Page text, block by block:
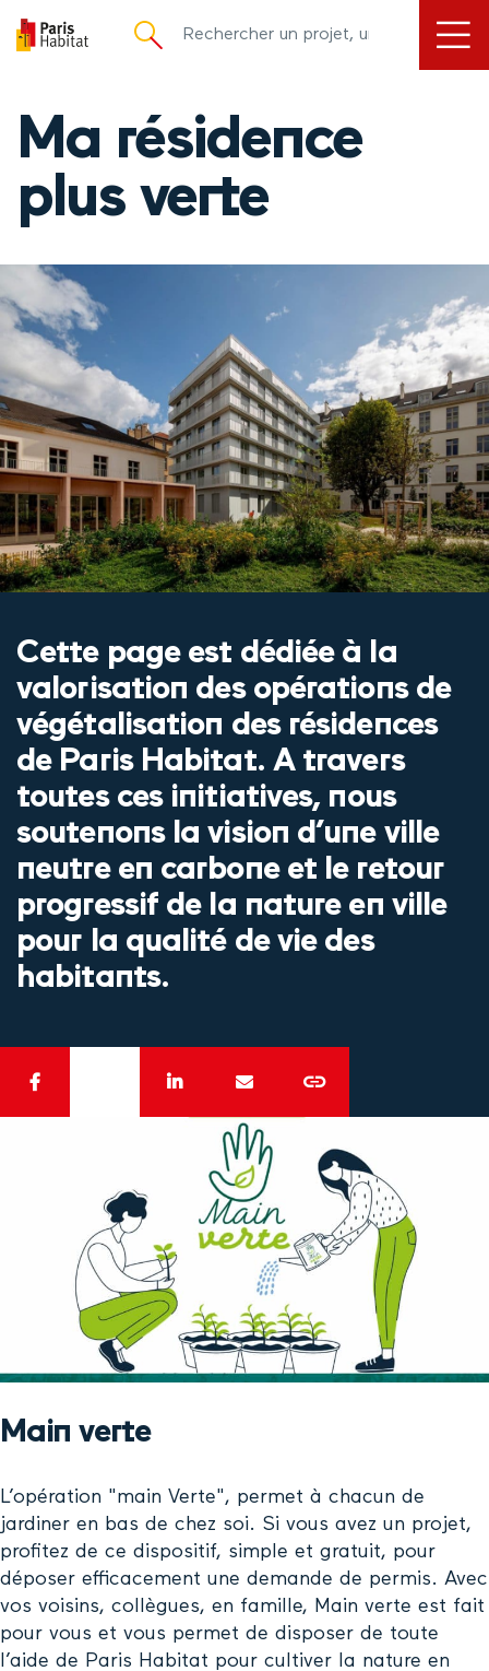
principal
Ma résidence
plus verte
Cette page est dédiée à la
valorisation des opérations de
végétalisation des résidences
de Paris Habitat. A travers
toutes ces initiatives, nous
soutenons la vision d’une ville
neutre en carbone et le retour
progressif de la nature en ville
pour la qualité de vie des
habitants.
Main verte
L’opération "main Verte", permet à chacun de
jardiner en bas de chez soi. Si vous avez un projet,
profitez de ce dispositif, simple et gratuit, pour
déposer efficacement une demande de permis. Avec
vos voisins, collègues, en famille, Main verte est fait
pour vous et vous permet de disposer de toute
l’aide de Paris Habitat pour cultiver la nature en